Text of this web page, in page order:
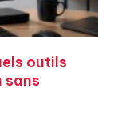
outils
sans